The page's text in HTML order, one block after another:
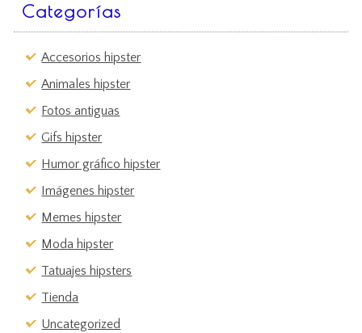
Categorías
Accesorios hipster
Animales hipster
Fotos antiguas
Gifs hipster
Humor gráfico hipster
Imágenes hipster
Memes hipster
Moda hipster
Tatuajes hipsters
Tienda
Uncategorized